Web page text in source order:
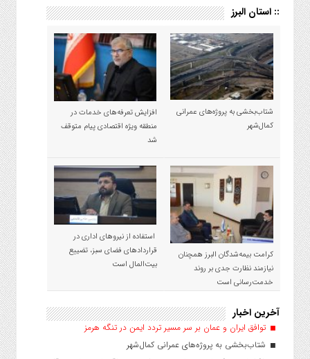
:: استان البرز
شتاب‌بخشی به پروژه‌های عمرانی
کمال‌شهر
افزایش تعرفه‌های خدمات در
منطقه ویژه اقتصادی پیام متوقف
شد
کرامت بیمه‌شدگان البرز همچنان
نیازمند نظارت جدی بر روند
خدمت‌رسانی است
استفاده از نیروهای اداری در
قراردادهای فضای سبز، تضییع
بیت‌المال است
آخرین اخبار
توافق ایران و عمان بر سر مسیر تردد ایمن در تنگه هرمز
شتاب‌بخشی به پروژه‌های عمرانی کمال‌شهر